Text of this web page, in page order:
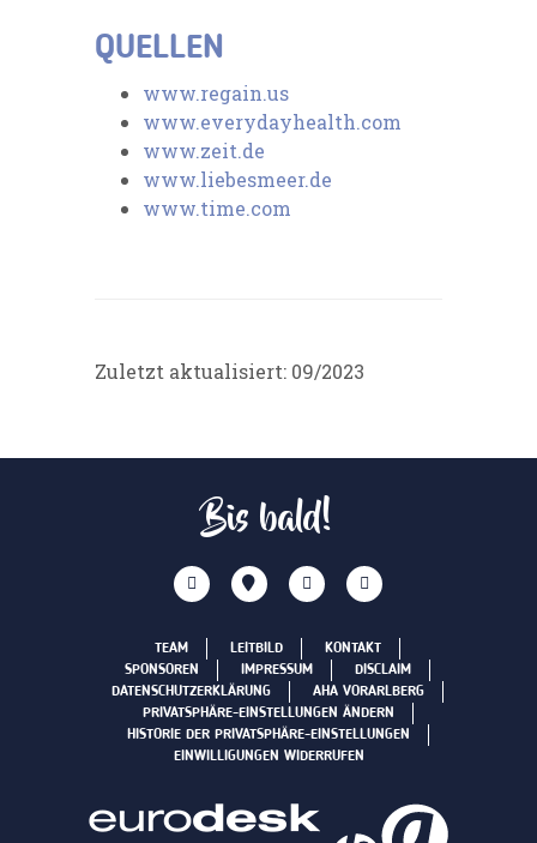
QUELLEN
www.regain.us
www.everydayhealth.com
www.zeit.de
www.liebesmeer.de
www.time.com
Zuletzt aktualisiert: 09/2023
Bis bald!
TEAM LEITBILD
KONTAKT
SPONSOREN
IMPRESSUM
DISCLAIM
DATENSCHUTZERKLÄRUNG
AHA VORARLBERG
PRIVATSPHÄRE-EINSTELLUNGEN ÄNDERN
HISTORIE DER PRIVATSPHÄRE-EINSTELLUNGEN
EINWILLIGUNGEN WIDERRUFEN